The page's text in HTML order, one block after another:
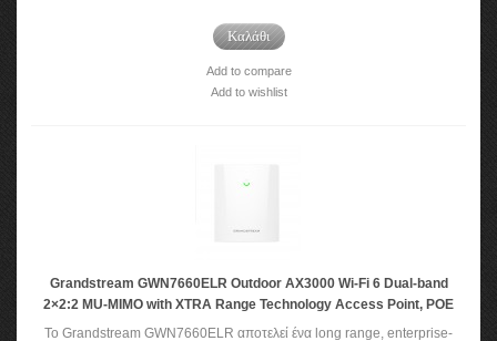
Καλάθι
Add to compare
Add to wishlist
Grandstream GWN7660ELR Outdoor AX3000 Wi-Fi 6 Dual-band
2×2:2 MU-MIMO with XTRA Range Technology Access Point, POE
Το Grandstream GWN7660ELR αποτελεί ένα long range, enterprise-